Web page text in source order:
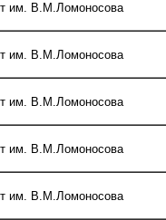
им. В.М.Ломоносова
им. В.М.Ломоносова
им. В.М.Ломоносова
им. В.М.Ломоносова
им. В.М.Ломоносова